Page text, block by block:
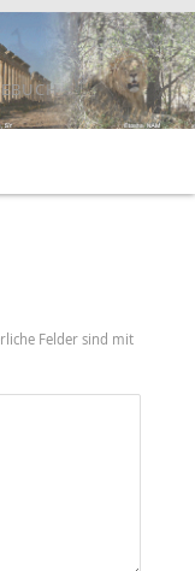
Felder sind mit